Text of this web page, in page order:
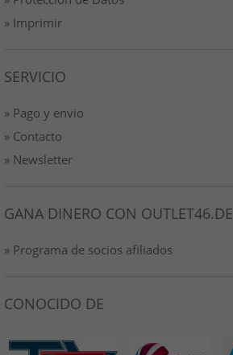
» Imprimir
SERVICIO
» Pago y envio
» Contacto
» Newsletter
GANA DINERO CON OUTLET46.DE
» Programa de socios afiliados
CONOCIDO DE